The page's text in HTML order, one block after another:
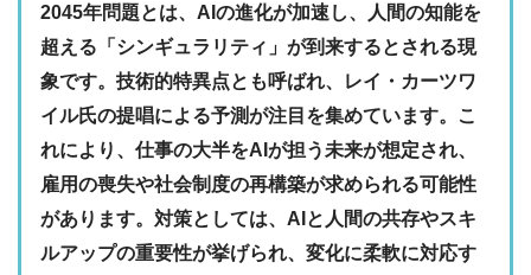
2045年問題とは、AIの進化が加速し、人間の知能を
超える「シンギュラリティ」が到来するとされる現
象です。技術的特異点とも呼ばれ、レイ・カーツワ
イル氏の提唱による予測が注目を集めています。こ
れにより、仕事の大半をAIが担う未来が想定され、
雇用の喪失や社会制度の再構築が求められる可能性
があります。対策としては、AIと人間の共存やスキ
ルアップの重要性が挙げられ、変化に柔軟に対応す